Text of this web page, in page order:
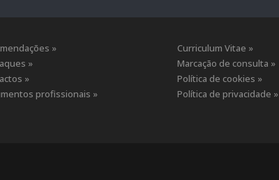
»
»
»
profissionais »
Curriculum Vitae »
Marcação de consulta »
Política de cookies »
Política de privacidade »